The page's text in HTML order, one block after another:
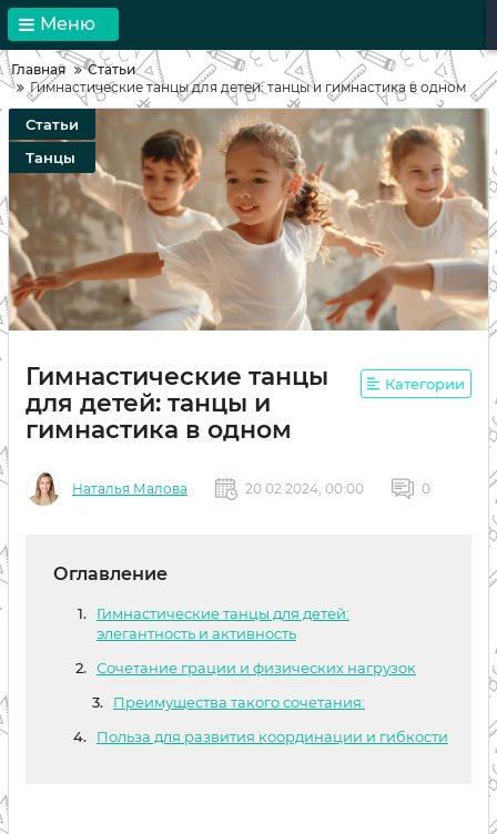
Меню
Главная
Статьи
Гимнастические танцы для детей: танцы и гимнастика в одном
Статьи
Танцы
Гимнастические танцы
для детей: танцы и
гимнастика в одном
Категории
Наталья Малова 20 02 2024, 00:00 0
Оглавление
Гимнастические танцы для детей:
элегантность и активность
Сочетание грации и физических нагрузок
Преимущества такого сочетания:
Польза для развития координации и гибкости